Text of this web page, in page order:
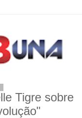
Tigre sobre